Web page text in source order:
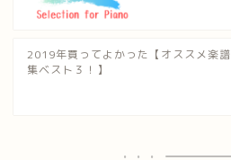
2019年買ってよかった【オススメ楽譜
集ベスト３！】